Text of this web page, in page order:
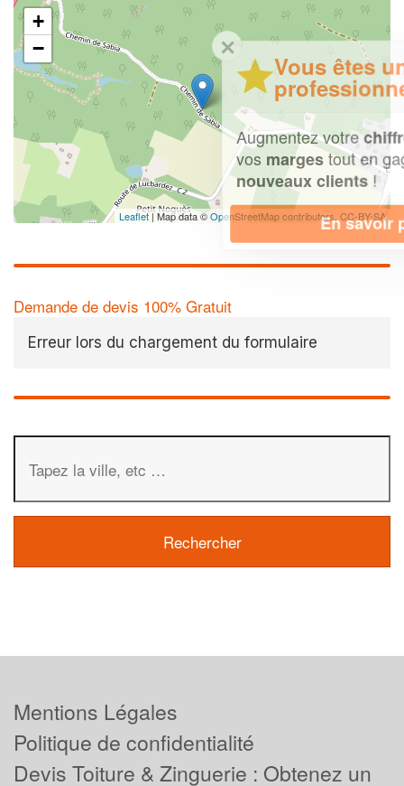
+
−
Leaflet| Map data ©OpenStreetMap contributors, CC-BY-SA
Demande de devis 100% Gratuit
Erreur lors du chargement du formulaire
✕
Vous êtes un
professionnel ?
Augmentez votrechiffre d'affaireset
vos
tout en gagnant de
nouveaux clients!
En savoir plus
Mentions Légales
Politique de confidentialité
Devis Toiture & Zinguerie : Obtenez un